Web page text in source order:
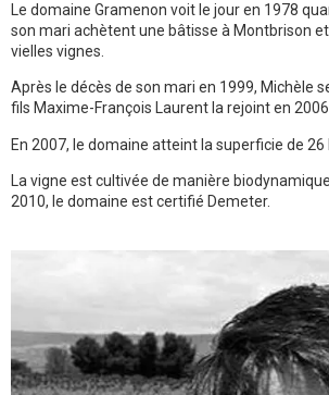
Le domaine Gramenon voit le jour en 1978
son mari achètent une bâtisse à Montbrison
vielles vignes.
Après le décès de son mari en 1999, Michèle
fils Maxime-François Laurent la rejoint en
En 2007, le domaine atteint la superficie de 26
La vigne est cultivée de manière
2010, le domaine est certifié Demeter.